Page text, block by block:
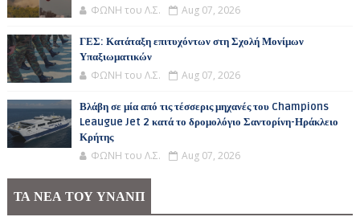
ΦΩΝΗ του Λ.Σ. Aug 07, 2026
ΓΕΣ: Κατάταξη επιτυχόντων στη Σχολή Μονίμων
Υπαξιωματικών
ΦΩΝΗ του Λ.Σ. Aug 07, 2026
Βλάβη σε μία από τις τέσσερις μηχανές του Champions
Leaugue Jet 2 κατά το δρομολόγιο Σαντορίνη-Ηράκλειο
Κρήτης
ΦΩΝΗ του Λ.Σ. Aug 07, 2026
ΤΑ ΝΕΑ ΤΟΥ ΥΝΑΝΠ